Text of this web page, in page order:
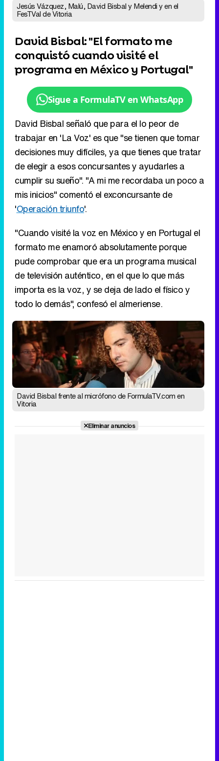
Jesús Vázquez, Malú, David Bisbal y Melendi y en el
FesTVal de Vitoria
David Bisbal: "El formato me
conquistó cuando visité el
programa en México y Portugal"
Sigue a FormulaTV en WhatsApp
David Bisbal señaló que para el lo peor de
trabajar en 'La Voz' es que "se tienen que tomar
decisiones muy difíciles, ya que tienes que tratar
de elegir a esos concursantes y ayudarles a
cumplir su sueño". "A mi me recordaba un poco a
mis inicios" comentó el exconcursante de
'Operación triunfo'.
"Cuando visité la voz en México y en Portugal el
formato me enamoró absolutamente porque
pude comprobar que era un programa musical
de televisión auténtico, en el que lo que más
importa es la voz, y se deja de lado el físico y
todo lo demás", confesó el almeriense.
David Bisbal frente al micrófono de FormulaTV.com en
Vitoria
Eliminar anuncios